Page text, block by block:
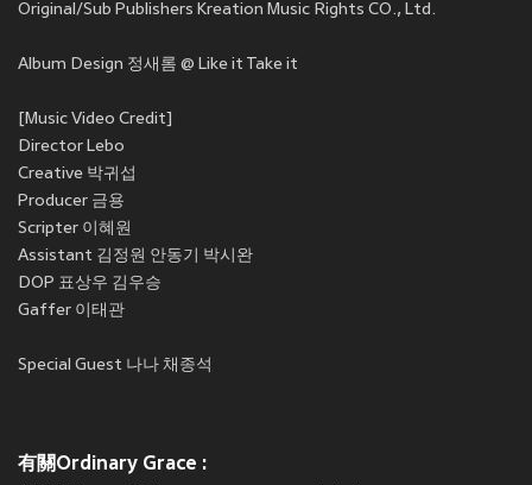
Original/Sub Publishers Kreation Music Rights CO., Ltd.
Album Design 정새롬 @ Like it Take it
[Music Video Credit]
Director Lebo
Creative 박귀섭
Producer 금용
Scripter 이혜원
Assistant 김정원 안동기 박시완
DOP 표상우 김우승
Gaffer 이태관
Special Guest 나나 채종석
有關Ordinary Grace :